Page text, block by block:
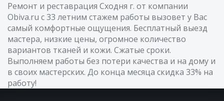
Ремонт и реставрация Сходня г. от компании
Obiva.ru с 33 летним стажем работы вызовет у Вас
самый комфортные ощущения. Бесплатный выезд
мастера, низкие цены, огромное количество
вариантов тканей и кожи. Сжатые сроки.
Выполняем работы без потери качества и на дому и
в своих мастерских. До конца месяца скидка 33% на
работу!